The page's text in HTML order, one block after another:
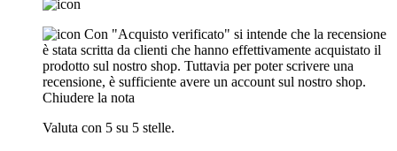
Con "Acquisto verificato" si intende che la recensione
è stata scritta da clienti che hanno effettivamente acquistato il
prodotto sul nostro shop. Tuttavia per poter scrivere una
recensione, è sufficiente avere un account sul nostro shop.
Chiudere la nota
Valuta con 5 su 5 stelle.